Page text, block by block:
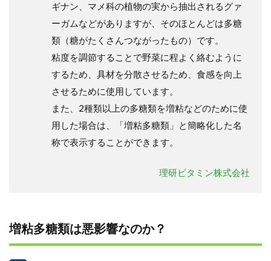
ギナン、マメ科の植物の実から抽出されるグァ
ーガムなどがありますが、そのほとんどは多糖
類（糖がたくさんつながったもの）です。
粘度を調節することで野菜に程よく絡むように
するため、具材を分散させるため、食感を向上
させるために使用しています。
また、2種類以上の多糖類を増粘などのために使
用した場合は、「増粘多糖類」と簡略化した名
称で表示することができます。
理研ビタミン株式会社
増粘多糖類は悪影響なのか？